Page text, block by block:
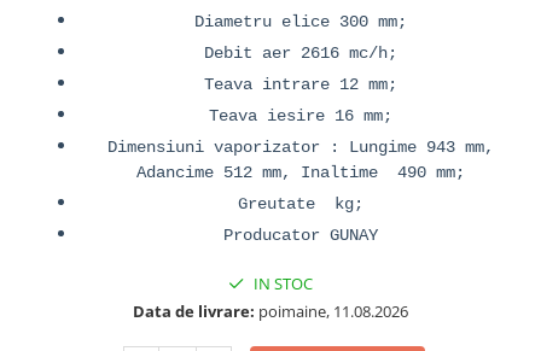
Diametru elice 300 mm;
Debit aer 2616 mc/h;
Teava intrare 12 mm;
Teava iesire 16 mm;
Dimensiuni vaporizator : Lungime 943 mm,
Adancime 512 mm, Inaltime 490 mm;
Greutate kg;
Producator GUNAY
IN STOC
Data de livrare: poimaine, 11.08.2026